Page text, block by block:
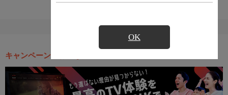
OK
キャンペーン・お得な情報